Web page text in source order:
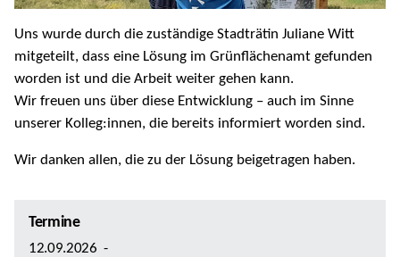
Uns wurde durch die zuständige Stadträtin Juliane Witt
mitgeteilt, dass eine Lösung im Grünflächenamt gefunden
worden ist und die Arbeit weiter gehen kann.
Wir freuen uns über diese Entwicklung – auch im Sinne
unserer Kolleg:innen, die bereits informiert worden sind.
Wir danken allen, die zu der Lösung beigetragen haben.
Termine
12.09.2026 -